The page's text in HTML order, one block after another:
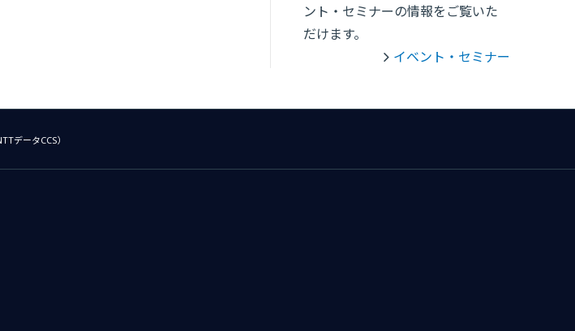
ント・セミナーの情報をご覧いた
だけます。
イベント・セミナー
データCCS）